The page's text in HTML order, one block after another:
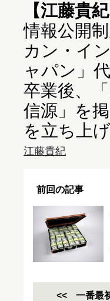
【江藤貴紀
情報公開
カン・イ
ャパン」
卒業後、
信源」を
を立ち上げ
江藤貴紀
前回の記事
一番最